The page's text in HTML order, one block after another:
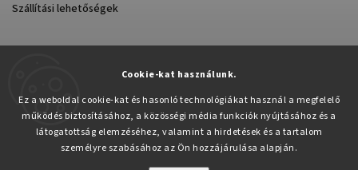
Cookie-kat használunk.
Ez a weboldal cookie-kat és hasonló technológiákat használ a megfelelő
működés biztosításához, a közösségi média funkciók nyújtásához és a
látogatottság elemzéséhez, valamint a hirdetések és a tartalom
személyre szabásához az Ön hozzájárulása alapján.
Szállítási lehetőségek